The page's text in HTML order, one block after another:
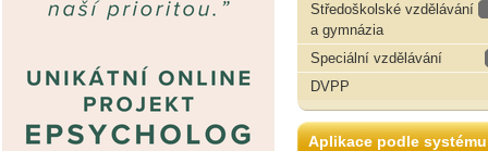
Středoškolské vzdělávání
a gymnázia
Speciální vzdělávání
DVPP
Aplikace podle systému